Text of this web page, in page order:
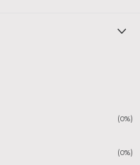
(0%)
(0%)